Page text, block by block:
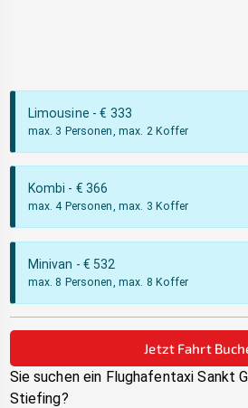
Limousine - € 333
max. 3 Personen, max. 2 Koffer
Kombi - € 366
max. 4 Personen, max. 3 Koffer
Minivan - € 532
max. 8 Personen, max. 8 Koffer
Jetzt Fahrt
Sie suchen ein Flughafentaxi Sankt
Stiefing?